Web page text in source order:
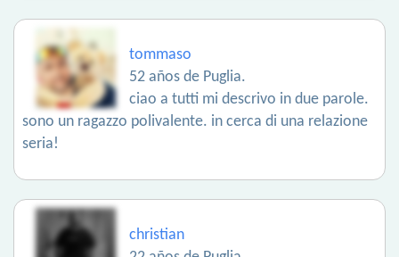
tommaso
52 años de Puglia.
ciao a tutti mi descrivo in due parole.
sono un ragazzo polivalente. in cerca di una relazione
seria!
christian